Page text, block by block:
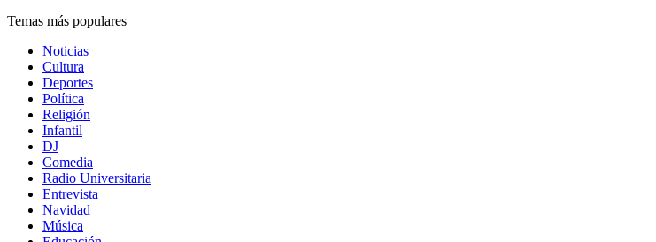
Temas más populares
Noticias
Cultura
Deportes
Política
Religión
Infantil
DJ
Comedia
Radio Universitaria
Entrevista
Navidad
Música